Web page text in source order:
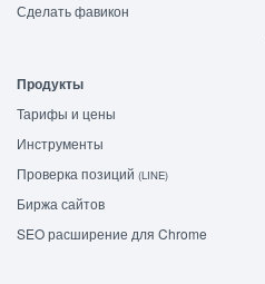
Сделать фавикон
Продукты
Тарифы и цены
Инструменты
Проверка позиций (LINE)
Биржа сайтов
SEO расширение для Chrome